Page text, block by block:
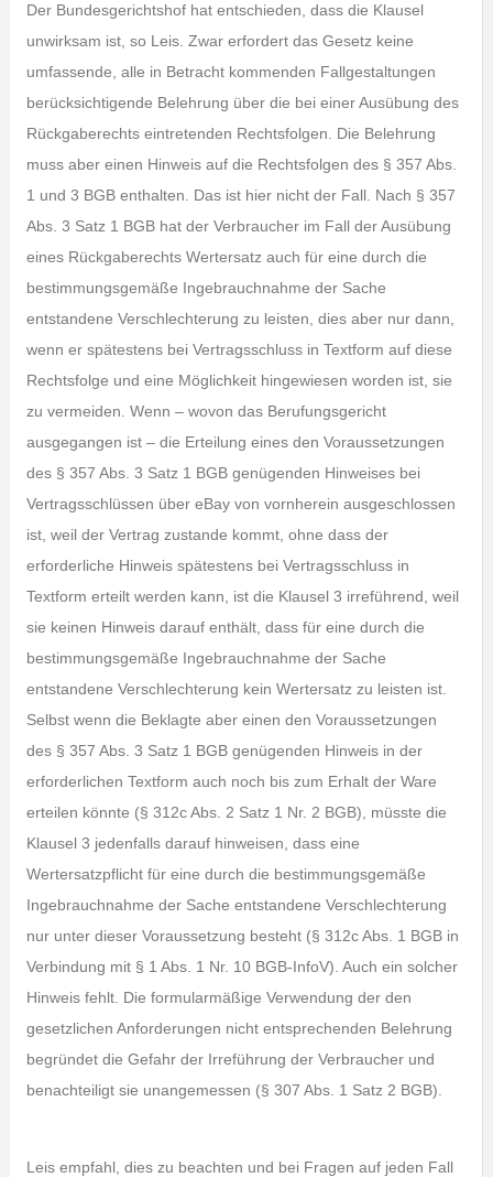
Der Bundesgerichtshof hat entschieden, dass die Klausel
unwirksam ist, so Leis. Zwar erfordert das Gesetz keine
umfassende, alle in Betracht kommenden Fallgestaltungen
berücksichtigende Belehrung über die bei einer Ausübung des
Rückgaberechts eintretenden Rechtsfolgen. Die Belehrung
muss aber einen Hinweis auf die Rechtsfolgen des § 357 Abs.
1 und 3 BGB enthalten. Das ist hier nicht der Fall. Nach § 357
Abs. 3 Satz 1 BGB hat der Verbraucher im Fall der Ausübung
eines Rückgaberechts Wertersatz auch für eine durch die
bestimmungsgemäße Ingebrauchnahme der Sache
entstandene Verschlechterung zu leisten, dies aber nur dann,
wenn er spätestens bei Vertragsschluss in Textform auf diese
Rechtsfolge und eine Möglichkeit hingewiesen worden ist, sie
zu vermeiden. Wenn – wovon das Berufungsgericht
ausgegangen ist – die Erteilung eines den Voraussetzungen
des § 357 Abs. 3 Satz 1 BGB genügenden Hinweises bei
Vertragsschlüssen über eBay von vornherein ausgeschlossen
ist, weil der Vertrag zustande kommt, ohne dass der
erforderliche Hinweis spätestens bei Vertragsschluss in
Textform erteilt werden kann, ist die Klausel 3 irreführend, weil
sie keinen Hinweis darauf enthält, dass für eine durch die
bestimmungsgemäße Ingebrauchnahme der Sache
entstandene Verschlechterung kein Wertersatz zu leisten ist.
Selbst wenn die Beklagte aber einen den Voraussetzungen
des § 357 Abs. 3 Satz 1 BGB genügenden Hinweis in der
erforderlichen Textform auch noch bis zum Erhalt der Ware
erteilen könnte (§ 312c Abs. 2 Satz 1 Nr. 2 BGB), müsste die
Klausel 3 jedenfalls darauf hinweisen, dass eine
Wertersatzpflicht für eine durch die bestimmungsgemäße
Ingebrauchnahme der Sache entstandene Verschlechterung
nur unter dieser Voraussetzung besteht (§ 312c Abs. 1 BGB in
Verbindung mit § 1 Abs. 1 Nr. 10 BGB-InfoV). Auch ein solcher
Hinweis fehlt. Die formularmäßige Verwendung der den
gesetzlichen Anforderungen nicht entsprechenden Belehrung
begründet die Gefahr der Irreführung der Verbraucher und
benachteiligt sie unangemessen (§ 307 Abs. 1 Satz 2 BGB).
Leis empfahl, dies zu beachten und bei Fragen auf jeden Fall